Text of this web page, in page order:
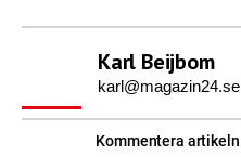
Karl Beijbom
karl@magazin24.se
Kommentera artikeln